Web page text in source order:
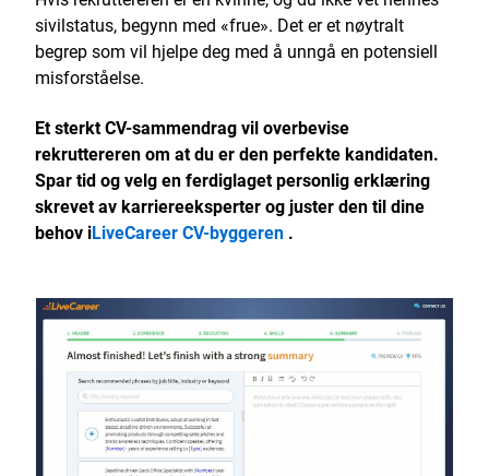
sivilstatus, begynn med «frue». Det er et nøytralt
begrep som vil hjelpe deg med å unngå en potensiell
misforståelse.
Et sterkt CV-sammendrag vil overbevise
rekruttereren om at du er den perfekte kandidaten.
Spar tid og velg en ferdiglaget personlig erklæring
skrevet av karriereeksperter og juster den til dine
behov iLiveCareer CV-byggeren .